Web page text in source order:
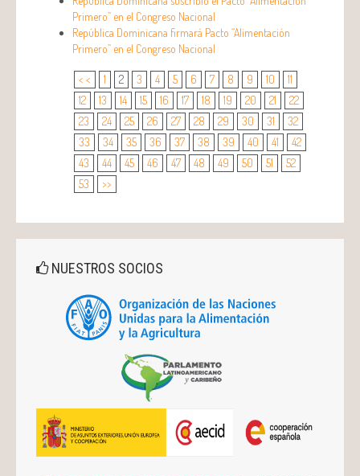
Primero” en el Congreso Nacional
República Dominicana firmará Pacto “Alimentación
Primero” en el Congreso Nacional
< < 1 2 3 4 5 6 7 8 9 10
11
12
13 14 15 16 17 18 19 20 21
22
23
24 25 26 27 28 29 30 31
32
33
34 35 36 37 38 39 40 41
42
43
44 45 46 47 48 49 50 51
52
53
>>
NUESTROS SOCIOS